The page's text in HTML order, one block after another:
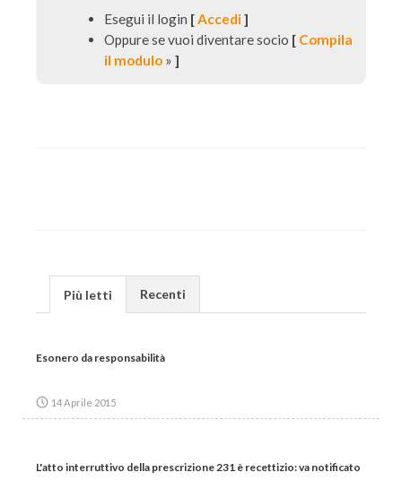
Esegui il login [Accedi]
Oppure se vuoi diventare socio [ Compila
il modulo » ]
Più letti Recenti
Esonero da responsabilità
14 Aprile 2015
L'atto interruttivo della prescrizione 231 è recettizio: va notificato